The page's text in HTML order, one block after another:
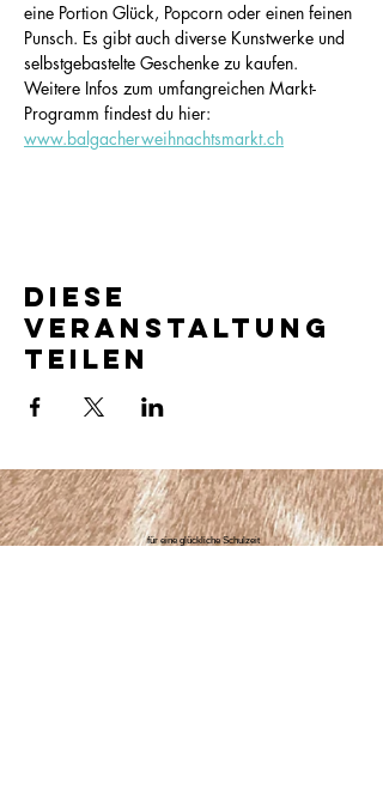
eine Portion Glück, Popcorn oder einen feinen
Punsch. Es gibt auch diverse Kunstwerke und
selbstgebastelte Geschenke zu kaufen.
Weitere Infos zum umfangreichen Markt-
Programm findest du hier:
www.balgacherweihnachtsmarkt.ch
Diese
Veranstaltung
teilen
für eine glückliche Schulzeit